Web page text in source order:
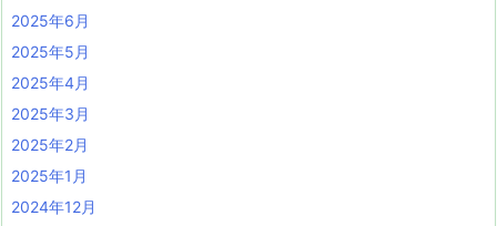
2025年6月
2025年5月
2025年4月
2025年3月
2025年2月
2025年1月
2024年12月